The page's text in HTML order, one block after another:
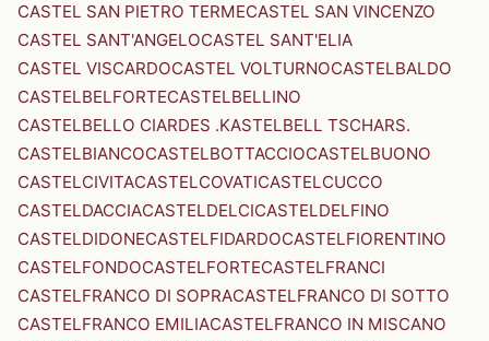
CASTEL SAN PIETRO TERMECASTEL SAN VINCENZO
CASTEL SANT'ANGELOCASTEL SANT'ELIA
CASTEL VISCARDOCASTEL VOLTURNOCASTELBALDO
CASTELBELFORTECASTELBELLINO
CASTELBELLO CIARDES .KASTELBELL TSCHARS.
CASTELBIANCOCASTELBOTTACCIOCASTELBUONO
CASTELCIVITACASTELCOVATICASTELCUCCO
CASTELDACCIACASTELDELCICASTELDELFINO
CASTELDIDONECASTELFIDARDOCASTELFIORENTINO
CASTELFONDOCASTELFORTECASTELFRANCI
CASTELFRANCO DI SOPRACASTELFRANCO DI SOTTO
CASTELFRANCO EMILIACASTELFRANCO IN MISCANO